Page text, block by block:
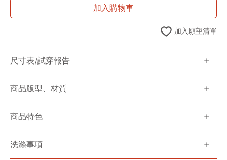
加入購物車
加入願望清單
尺寸表/試穿報告
商品版型、材質
商品特色
洗滌事項